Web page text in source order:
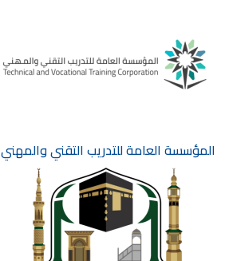
المؤسسة العامة للتدريب التقني والمهني